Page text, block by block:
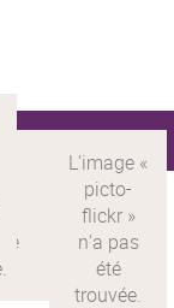
Présentation